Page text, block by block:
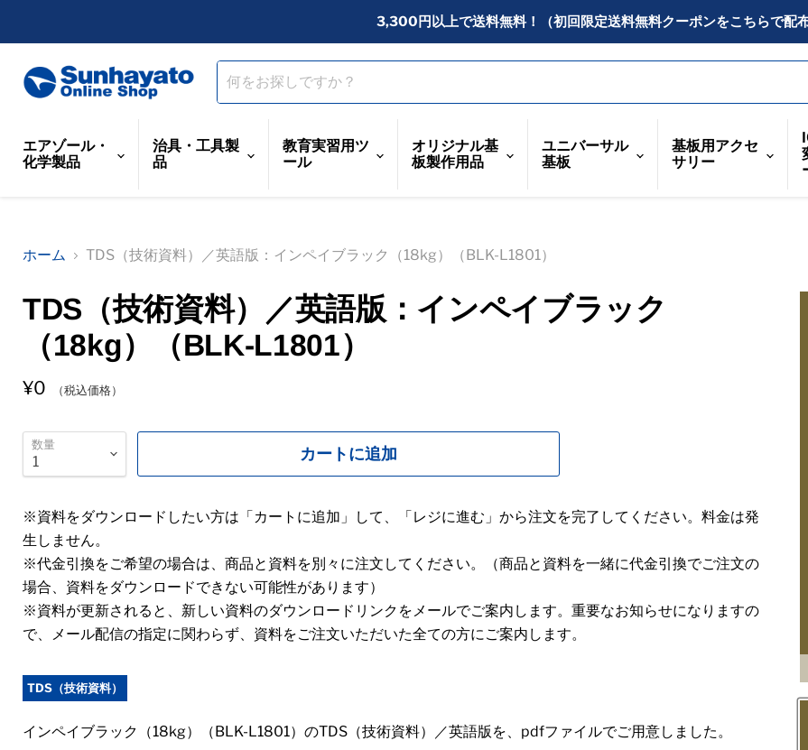
3,300円以上で送料無料！（初回限定送料無料クーポンをこちらで配布
エアゾール・
化学製品
治具・工具製
品
教育実習用ツ
ール
オリジナル基
板製作用品
ユニバーサル
基板
基板用アクセ
サリー
ホーム TDS（技術資料）／英語版：インペイブラック（18kg）（BLK-L1801）
TDS（技術資料）／英語版：インペイブラック
（18kg）（BLK-L1801）
¥0 （税込価格）
数量 カートに追加
※資料をダウンロードしたい方は「カートに追加」して、「レジに進む」から注文を完了してください。料金は発
生しません。
※代金引換をご希望の場合は、商品と資料を別々に注文してください。（商品と資料を一緒に代金引換でご注文の
場合、資料をダウンロードできない可能性があります）
※資料が更新されると、新しい資料のダウンロードリンクをメールでご案内します。重要なお知らせになりますの
で、メール配信の指定に関わらず、資料をご注文いただいた全ての方にご案内します。
TDS（技術資料）
インペイブラック（18kg）（BLK-L1801）のTDS（技術資料）／英語版を、pdfファイルでご用意しました。